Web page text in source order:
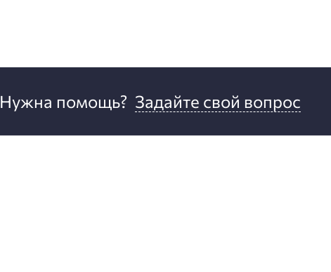
Нужна помощь? Задайте свой вопрос